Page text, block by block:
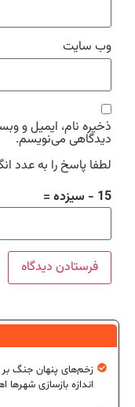
وب‌ سایت
ذخیره نام، ایمیل و
دیدگاهی می‌نویسم.
لطفا پاسخ را به عدد
15 − سیزده =
زخم‌های پنهان جنگ بر
اندازه بازسازی شهرها